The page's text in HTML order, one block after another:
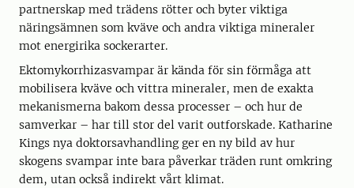
partnerskap med trädens rötter och byter viktiga
näringsämnen som kväve och andra viktiga mineraler
mot energirika sockerarter.
Ektomykorrhizasvampar är kända för sin förmåga att
mobilisera kväve och vittra mineraler, men de exakta
mekanismerna bakom dessa processer – och hur de
samverkar – har till stor del varit outforskade. Katharine
Kings nya doktorsavhandling ger en ny bild av hur
skogens svampar inte bara påverkar träden runt omkring
dem, utan också indirekt vårt klimat.